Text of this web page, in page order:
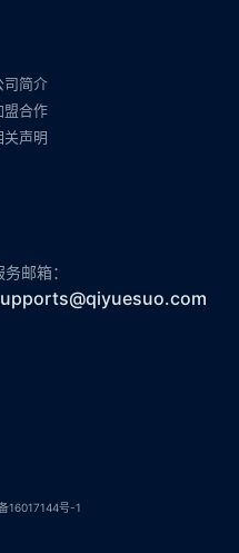
司简介
盟合作
关声明
务邮箱：
16017144号-1